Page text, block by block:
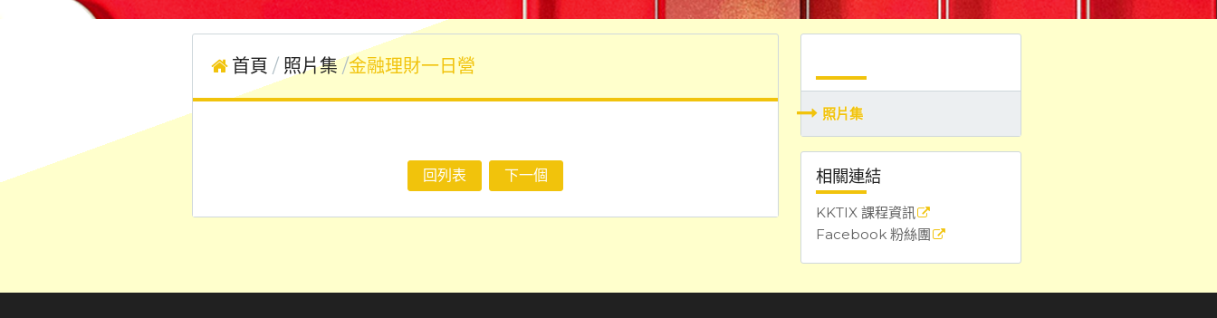
照片集
相關連結
KKTIX 課程資訊
Facebook 粉絲團
首頁 照片集 金融理財一日營
回列表 下一個